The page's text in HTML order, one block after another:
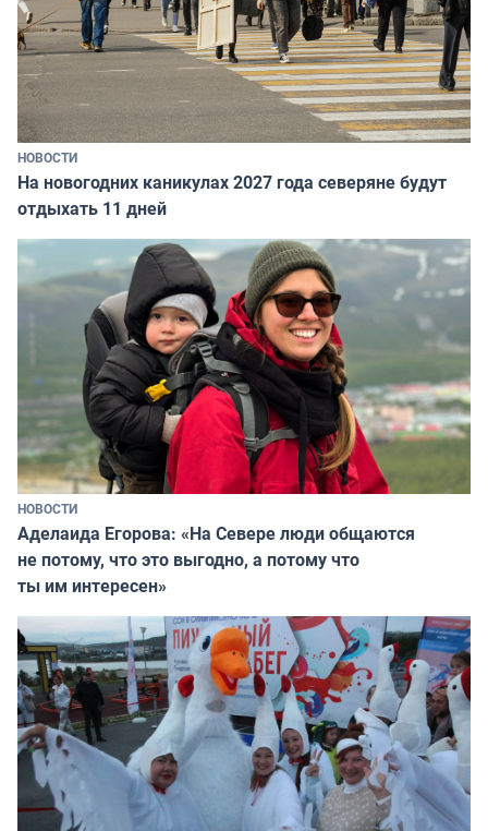
НОВОСТИ
На новогодних каникулах 2027 года северяне будут
отдыхать 11 дней
НОВОСТИ
Аделаида Егорова: «На Севере люди общаются
не потому, что это выгодно, а потому что
ты им интересен»